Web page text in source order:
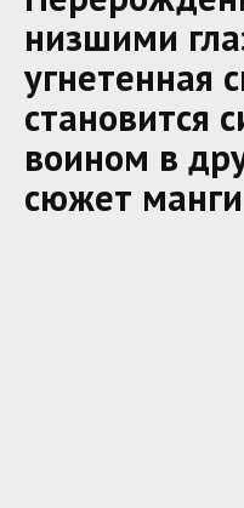
низшими
угнетенная
становится
воином в
сюжет манги